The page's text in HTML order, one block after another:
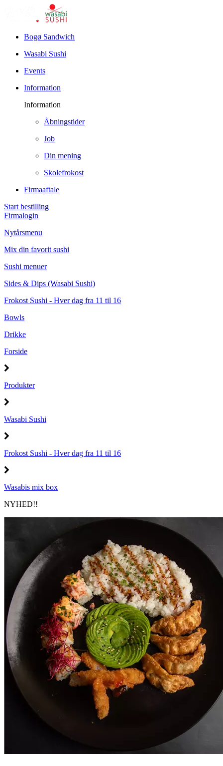
Bogø Sandwich
Wasabi Sushi
Events
Information
Information
Åbningstider
Job
Din mening
Skolefrokost
Firmaaftale
Start bestilling
Firmalogin
Nytårsmenu
Mix din favorit sushi
Sushi menuer
Sides & Dips (Wasabi Sushi)
Frokost Sushi - Hver dag fra 11 til 16
Bowls
Drikke
Forside
Produkter
Wasabi Sushi
Frokost Sushi - Hver dag fra 11 til 16
Wasabis mix box
NYHED!!